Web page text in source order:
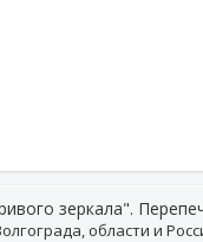
зеркала".
области и